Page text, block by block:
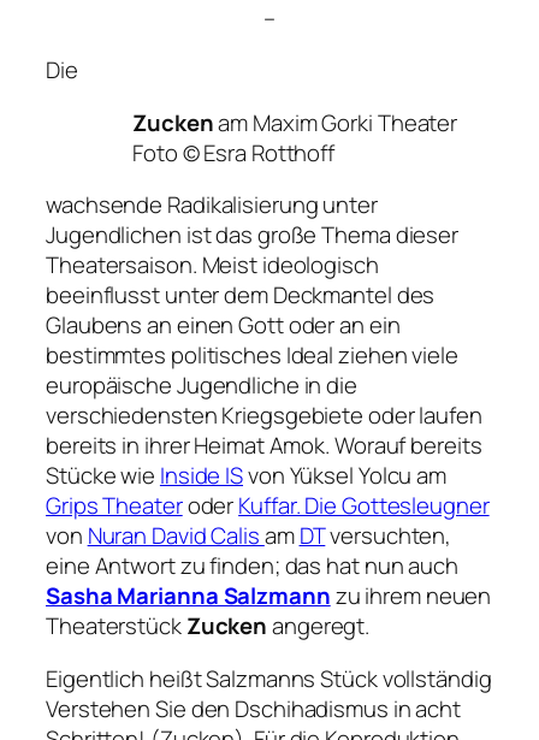
–
Zuckenam Maxim Gorki Theater
Foto © Esra Rotthoff
Die
wachsende Radikalisierung unter
Jugendlichen ist das große Thema dieser
Theatersaison. Meist ideologisch
beeinflusst unter dem Deckmantel des
Glaubens an einen Gott oder an ein
bestimmtes politisches Ideal ziehen viele
europäische Jugendliche in die
verschiedensten Kriegsgebiete oder laufen
bereits in ihrer Heimat Amok. Worauf bereits
Stücke wie Inside ISvon Yüksel Yolcu am
Grips TheateroderKuffar. Die Gottesleugner
von Nuran David CalisamDTversuchten,
eine Antwort zu finden; das hat nun auch
Sasha Marianna Salzmannzu ihrem neuen
TheaterstückZuckenangeregt.
Eigentlich heißt Salzmanns Stück vollständig
Verstehen Sie den Dschihadismus in acht